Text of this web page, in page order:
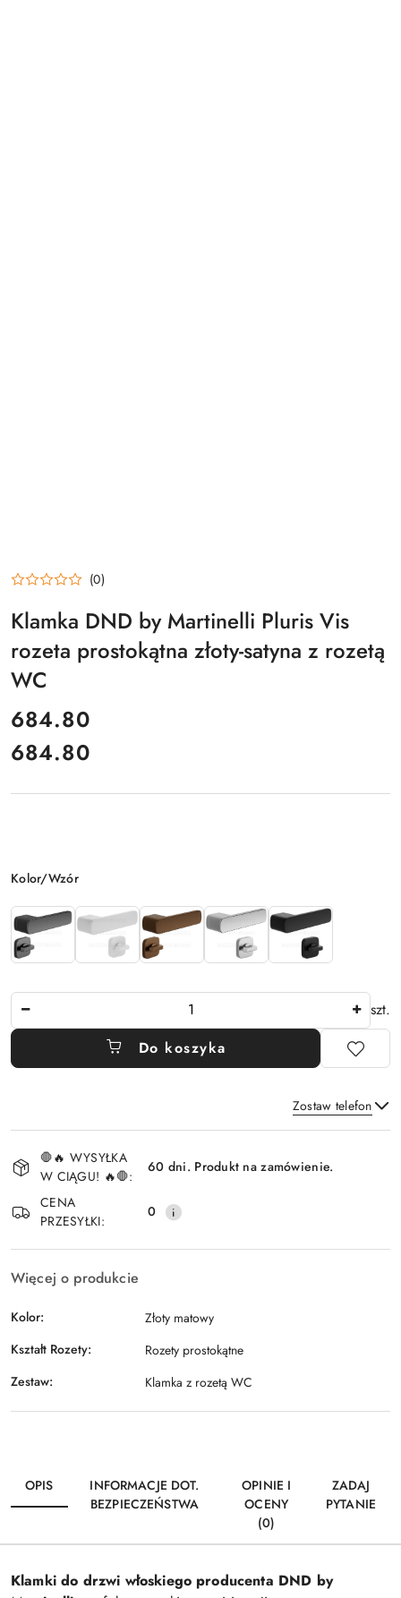
(0)
Klamka DND by Martinelli Pluris Vis
rozeta prostokątna złoty-satyna z rozetą
WC
cena:
684.80
Cena:
684.80
Wariant
Kolor/Wzór
szt.
Do koszyka
Zostaw telefon
Dostępność
i
dostawa
🛑🔥 WYSYŁKA
W CIĄGU! 🔥🛑:
60 dni. Produkt na zamówienie.
CENA
PRZESYŁKI:
0
Więcej o produkcie
Kolor:
Złoty matowy
Kształt Rozety:
Rozety prostokątne
Zestaw:
Klamka z rozetą WC
OPIS
INFORMACJE DOT.
BEZPIECZEŃSTWA
OPINIE I
OCENY
(0)
ZADAJ
PYTANIE
Klamki do drzwi włoskiego producenta DND by